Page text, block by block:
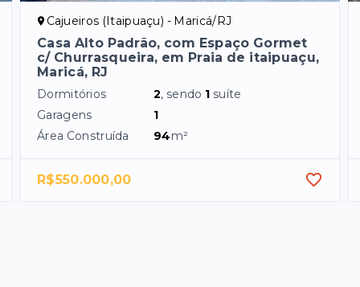
Cajueiros (Itaipuaçu) - Maricá/RJ
Casa Alto Padrão, com Espaço Gormet
c/ Churrasqueira, em Praia de itaipuaçu,
Maricá, RJ
Dormitórios 2, sendo 1 suíte
Garagens
1
Área Construída
94m²
R$550.000,00